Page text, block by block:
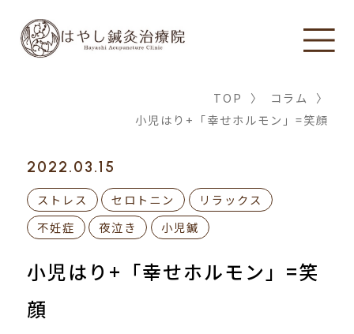
TOP 〉 コラム
〉
小児はり+「幸せホルモン」=笑顔
2022.03.15
ストレス セロトニン
リラックス
不妊症
夜泣き 小児鍼
小児はり+「幸せホルモン」=笑
顔